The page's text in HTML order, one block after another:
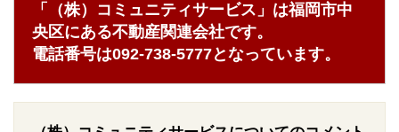
「（株）コミュニティサービス」は福岡市中
央区にある不動産関連会社です。
電話番号は092-738-5777となっています。